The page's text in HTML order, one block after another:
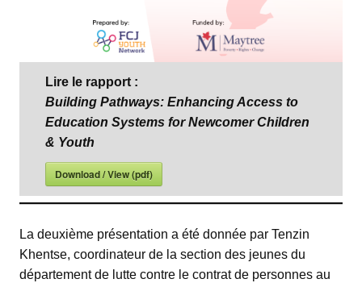
Lire le rapport :
Building Pathways: Enhancing Access to
Education Systems for Newcomer Children
& Youth
Download / View (pdf)
La deuxième présentation a été donnée par Tenzin
Khentse, coordinateur de la section des jeunes du
département de lutte contre le contrat de personnes au